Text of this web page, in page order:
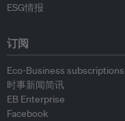
ESG情报
订阅
Eco-Business subscriptions
时事新闻简讯
EB Enterprise
Facebook